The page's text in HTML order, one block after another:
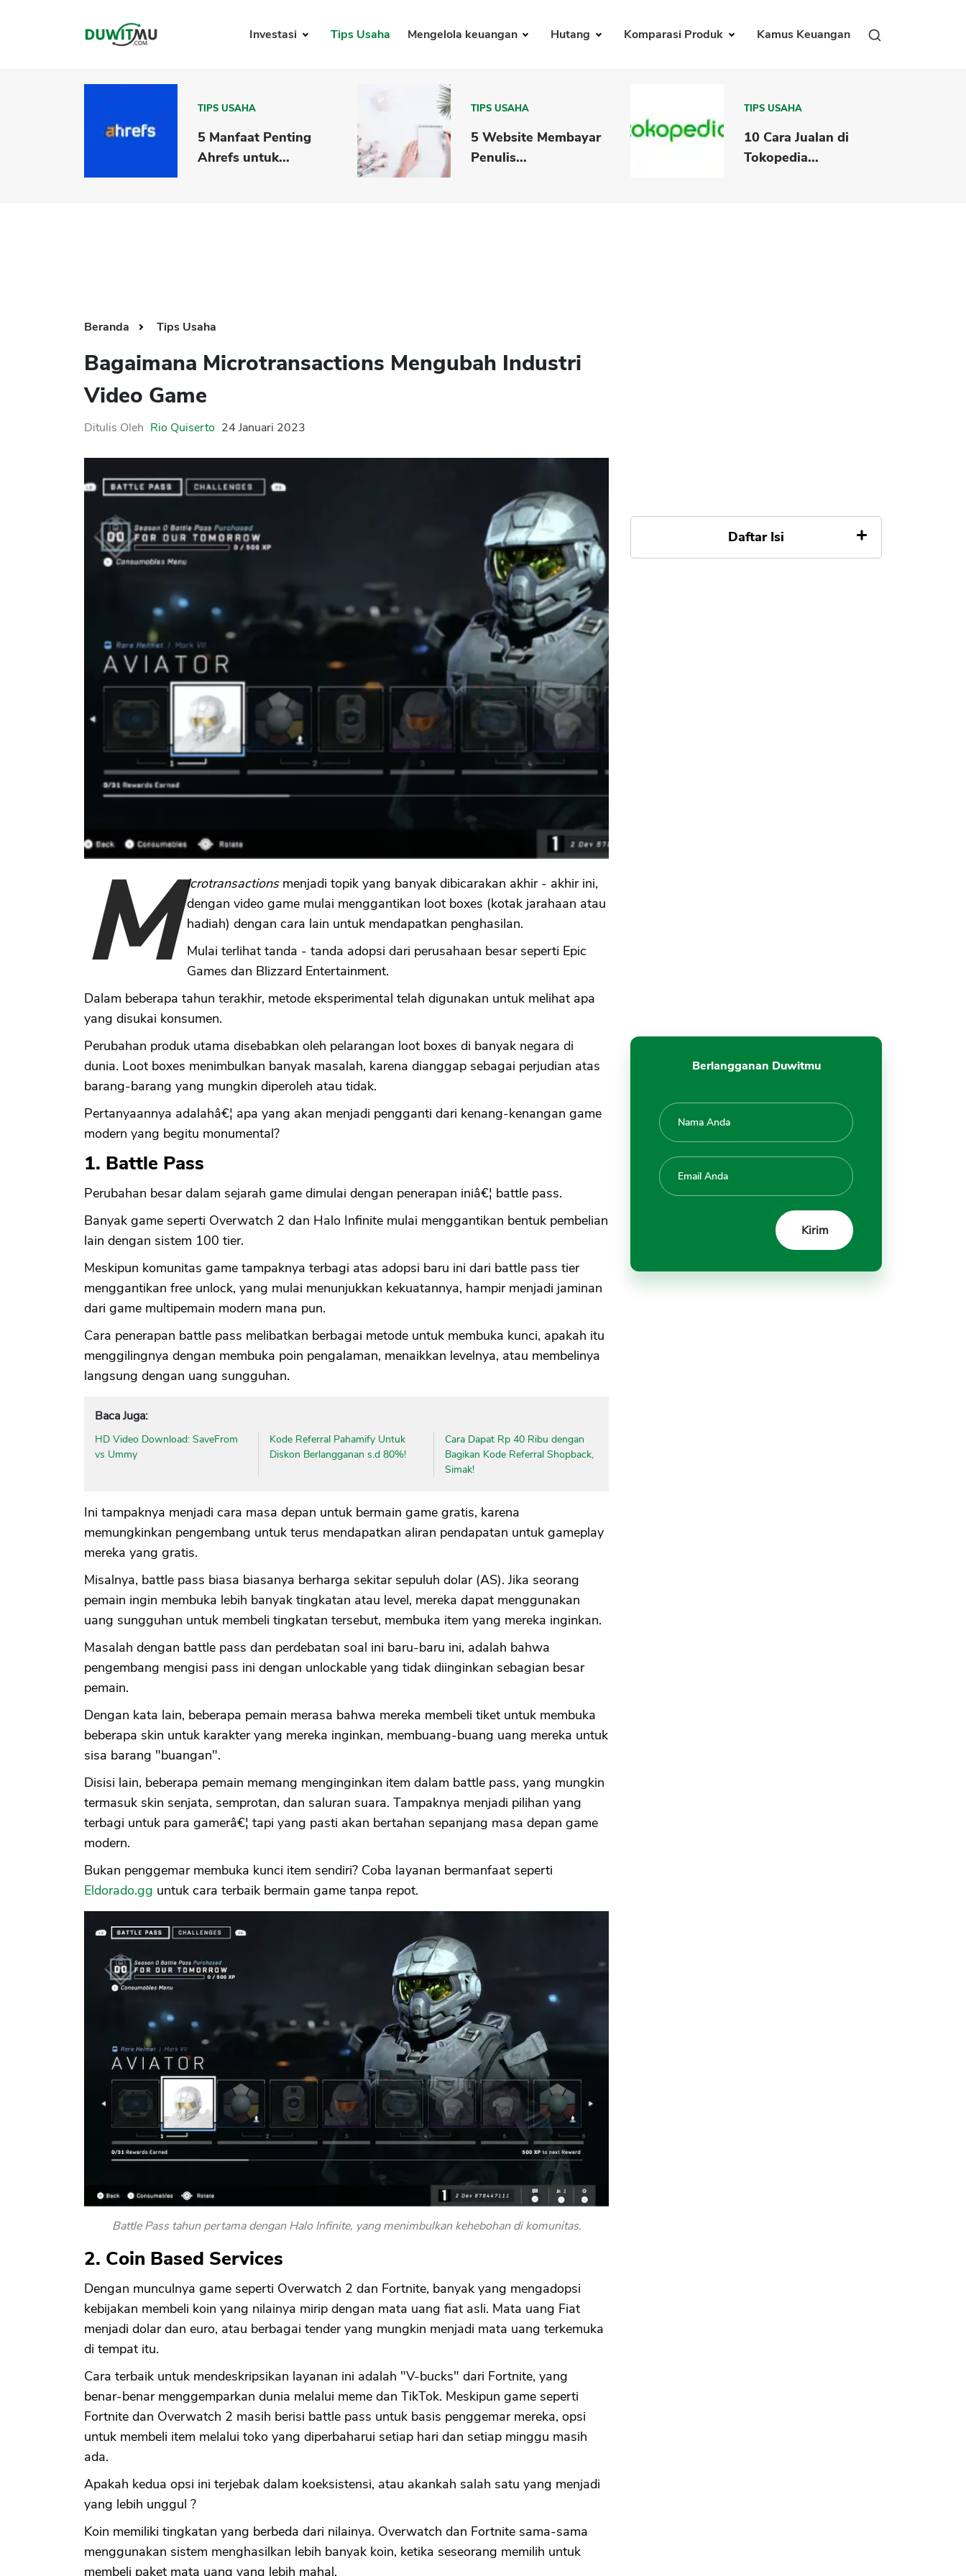
Investasi Tips Usaha Mengelola keuangan Hutang Komparasi Produk Kamus Keuangan
TIPS USAHA
5 Manfaat Penting
Ahrefs untuk...
TIPS USAHA
5 Website Membayar
Penulis...
TIPS USAHA
10 Cara Jualan di
Tokopedia...
Beranda Tips Usaha
Bagaimana Microtransactions Mengubah Industri
Video Game
Ditulis Oleh Rio Quiserto 24 Januari 2023
M icrotransactionsmenjadi topik yang banyak dibicarakan akhir - akhir ini,
dengan video game mulai menggantikan loot boxes (kotak jarahaan atau
hadiah) dengan cara lain untuk mendapatkan penghasilan.
Mulai terlihat tanda - tanda adopsi dari perusahaan besar seperti Epic
Games dan Blizzard Entertainment.
Dalam beberapa tahun terakhir, metode eksperimental telah digunakan untuk melihat apa
yang disukai konsumen.
Perubahan produk utama disebabkan oleh pelarangan loot boxes di banyak negara di
dunia. Loot boxes menimbulkan banyak masalah, karena dianggap sebagai perjudian atas
barang-barang yang mungkin diperoleh atau tidak.
Pertanyaannya adalahâ€¦ apa yang akan menjadi pengganti dari kenang-kenangan game
modern yang begitu monumental?
1. Battle Pass
Perubahan besar dalam sejarah game dimulai dengan penerapan iniâ€¦ battle pass.
Banyak game seperti Overwatch 2 dan Halo Infinite mulai menggantikan bentuk pembelian
lain dengan sistem 100 tier.
Meskipun komunitas game tampaknya terbagi atas adopsi baru ini dari battle pass tier
menggantikan free unlock, yang mulai menunjukkan kekuatannya, hampir menjadi jaminan
dari game multipemain modern mana pun.
Cara penerapan battle pass melibatkan berbagai metode untuk membuka kunci, apakah itu
menggilingnya dengan membuka poin pengalaman, menaikkan levelnya, atau membelinya
langsung dengan uang sungguhan.
Baca Juga:
HD Video Download: SaveFrom
vs Ummy
Kode Referral Pahamify Untuk
Diskon Berlangganan s.d 80%!
Cara Dapat Rp 40 Ribu dengan
Bagikan Kode Referral Shopback,
Simak!
Ini tampaknya menjadi cara masa depan untuk bermain game gratis, karena
memungkinkan pengembang untuk terus mendapatkan aliran pendapatan untuk gameplay
mereka yang gratis.
Misalnya, battle pass biasa biasanya berharga sekitar sepuluh dolar (AS). Jika seorang
pemain ingin membuka lebih banyak tingkatan atau level, mereka dapat menggunakan
uang sungguhan untuk membeli tingkatan tersebut, membuka item yang mereka inginkan.
Masalah dengan battle pass dan perdebatan soal ini baru-baru ini, adalah bahwa
pengembang mengisi pass ini dengan unlockable yang tidak diinginkan sebagian besar
pemain.
Dengan kata lain, beberapa pemain merasa bahwa mereka membeli tiket untuk membuka
beberapa skin untuk karakter yang mereka inginkan, membuang-buang uang mereka untuk
sisa barang "buangan".
Disisi lain, beberapa pemain memang menginginkan item dalam battle pass, yang mungkin
termasuk skin senjata, semprotan, dan saluran suara. Tampaknya menjadi pilihan yang
terbagi untuk para gamerâ€¦ tapi yang pasti akan bertahan sepanjang masa depan game
modern.
Bukan penggemar membuka kunci item sendiri? Coba layanan bermanfaat seperti
Eldorado.gg untuk cara terbaik bermain game tanpa repot.
Battle Pass tahun pertama dengan Halo Infinite, yang menimbulkan kehebohan di komunitas.
2. Coin Based Services
Dengan munculnya game seperti Overwatch 2 dan Fortnite, banyak yang mengadopsi
kebijakan membeli koin yang nilainya mirip dengan mata uang fiat asli. Mata uang Fiat
menjadi dolar dan euro, atau berbagai tender yang mungkin menjadi mata uang terkemuka
di tempat itu.
Cara terbaik untuk mendeskripsikan layanan ini adalah "V-bucks" dari Fortnite, yang
benar-benar menggemparkan dunia melalui meme dan TikTok. Meskipun game seperti
Fortnite dan Overwatch 2 masih berisi battle pass untuk basis penggemar mereka, opsi
untuk membeli item melalui toko yang diperbaharui setiap hari dan setiap minggu masih
ada.
Apakah kedua opsi ini terjebak dalam koeksistensi, atau akankah salah satu yang menjadi
yang lebih unggul ?
Koin memiliki tingkatan yang berbeda dari nilainya. Overwatch dan Fortnite sama-sama
menggunakan sistem menghasilkan lebih banyak koin, ketika seseorang memilih untuk
membeli paket mata uang yang lebih mahal.
Daftar Isi
Berlangganan Duwitmu
CANCEL